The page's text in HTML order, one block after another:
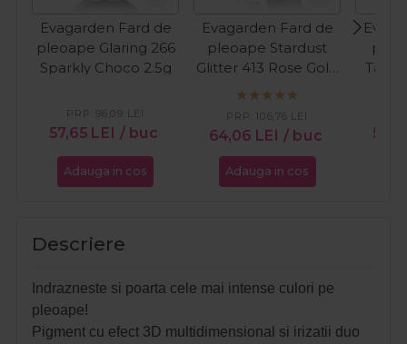
Evagarden Fard de
pleoape Glaring 266
Sparkly Choco 2.5g
57,65 LEI / buc
PRP:96,09 LEI
Adauga in cos
Evagarden Fard de
pleoape Stardust
Glitter 413 Rose Gold
4ml
64,06 LEI / buc
PRP: 106,76 LEI
Adauga in cos
Descriere
Indrazneste si poarta cele mai intense culori pe
pleoape!
Pigment cu efect 3D multidimensional si irizatii duo